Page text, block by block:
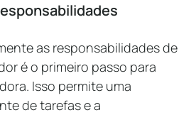
as responsabilidades de
é o primeiro passo para
Isso permite uma
de tarefas e a